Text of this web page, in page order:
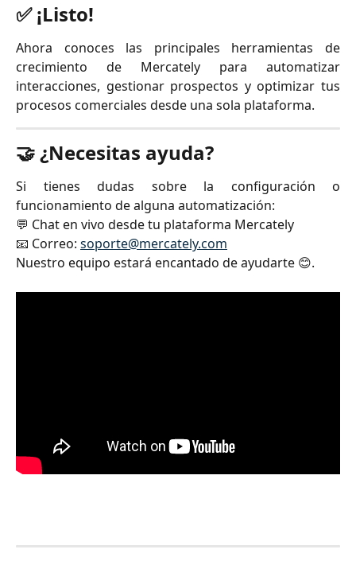
✅ ¡Listo!
Ahora conoces las principales herramientas de
crecimiento de Mercately para automatizar
interacciones, gestionar prospectos y optimizar tus
procesos comerciales desde una sola plataforma.
🤝 ¿Necesitas ayuda?
Si tienes dudas sobre la configuración o
funcionamiento de alguna automatización:
💬 Chat en vivo desde tu plataforma Mercately
📧 Correo: soporte@mercately.com
Nuestro equipo estará encantado de ayudarte 😊.